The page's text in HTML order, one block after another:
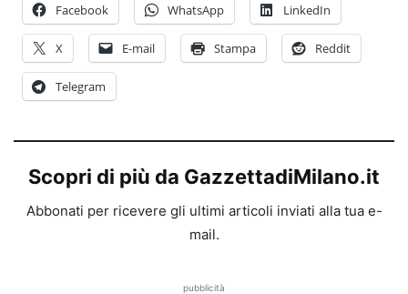
Facebook WhatsApp LinkedIn
X E-mail Stampa Reddit
Telegram
Scopri di più da GazzettadiMilano.it
Abbonati per ricevere gli ultimi articoli inviati alla tua e-
mail.
pubblicità